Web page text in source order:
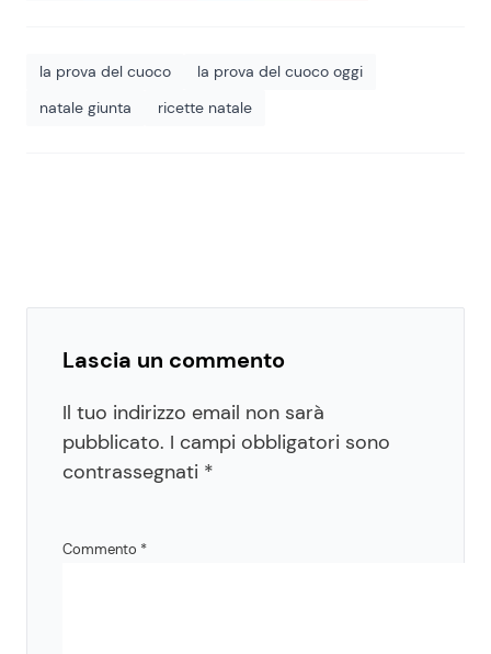
la prova del cuoco
la prova del cuoco oggi
natale giunta
ricette natale
Lascia un commento
Il tuo indirizzo email non sarà
pubblicato. I campi obbligatori sono
contrassegnati *
Commento *